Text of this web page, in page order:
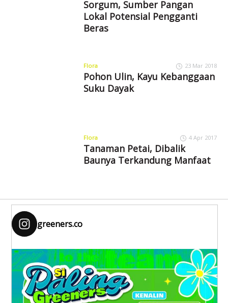
Sorgum, Sumber Pangan
Lokal Potensial Pengganti
Beras
Flora 23 Mar 2018
Pohon Ulin, Kayu Kebanggaan
Suku Dayak
Flora 4 Apr 2017
Tanaman Petai, Dibalik
Baunya Terkandung Manfaat
greeners.co